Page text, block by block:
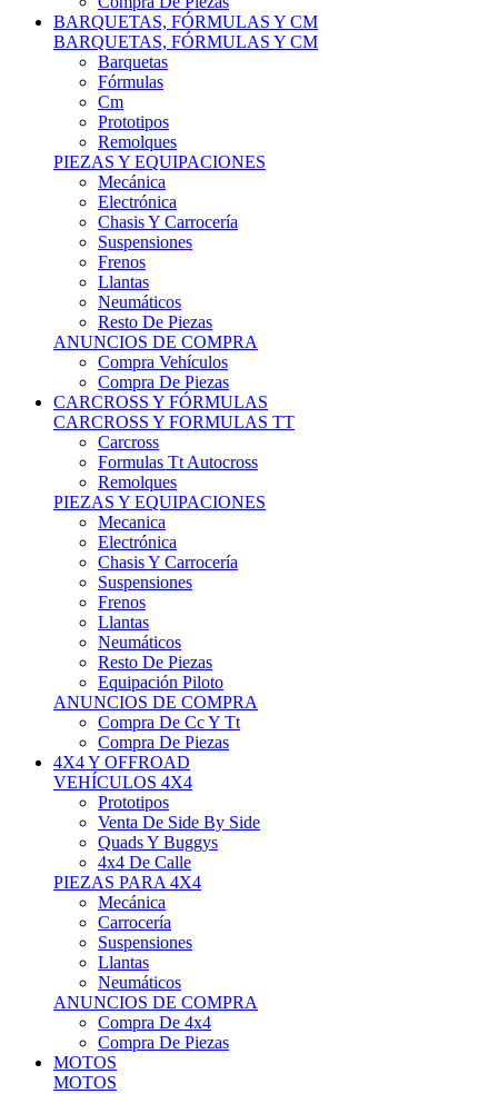
BARQUETAS, FÓRMULAS Y CM
Barquetas
Fórmulas
Cm
Prototipos
Remolques
PIEZAS Y EQUIPACIONES
Mecánica
Electrónica
Chasis Y Carrocería
Suspensiones
Frenos
Llantas
Neumáticos
Resto De Piezas
ANUNCIOS DE COMPRA
Compra Vehículos
Compra De Piezas
CARCROSS Y FÓRMULAS
CARCROSS Y FORMULAS TT
Carcross
Formulas Tt Autocross
Remolques
PIEZAS Y EQUIPACIONES
Mecanica
Electrónica
Chasis Y Carrocería
Suspensiones
Frenos
Llantas
Neumáticos
Resto De Piezas
Equipación Piloto
ANUNCIOS DE COMPRA
Compra De Cc Y Tt
Compra De Piezas
4X4 Y OFFROAD
VEHÍCULOS 4X4
Prototipos
Venta De Side By Side
Quads Y Buggys
4x4 De Calle
PIEZAS PARA 4X4
Mecánica
Carrocería
Suspensiones
Llantas
Neumáticos
ANUNCIOS DE COMPRA
Compra De 4x4
Compra De Piezas
MOTOS
MOTOS
Motos De Circuito